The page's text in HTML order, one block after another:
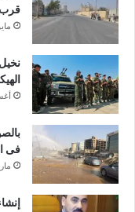
قرب
مايو 10,
فى
مارس